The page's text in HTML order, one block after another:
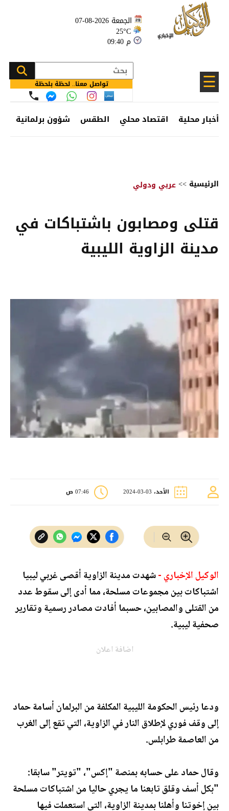
الجمعة 2026-08-07
25°C
09:40 م
☰ تواصل معنا.. لحظة بلحظة
أخبار محلية اقتصاد محلي الطقس شؤون برلمانية
الرئيسية >>عربي ودولي
قتلى ومصابون باشتباكات في
مدينة الزاوية الليبية
الأحد، 03-03-2024 07:46 ص
الوكيل الإخباري -شهدت مدينة الزاوية أقصى غربي ليبيا
اشتباكات بين مجموعات مسلحة، مما أدى إلى سقوط عدد
من القتلى والمصابين، حسبما أفادت مصادر رسمية وتقارير
صحفية ليبية.
اضافة اعلان
ودعا رئيس الحكومة الليبية المكلفة من البرلمان أسامة حماد
إلى وقف فوري لإطلاق النار في الزاوية، التي تقع إلى الغرب
من العاصمة طرابلس.
وقال حماد على حسابه بمنصة "إكس"، "تويتر" سابقا:
"بكل أسف وقلق تابعنا ما يجري حاليا من اشتباكات مسلحة
بين إخوتنا وأهلنا بمدينة الزاوية، التي استعملت فيها